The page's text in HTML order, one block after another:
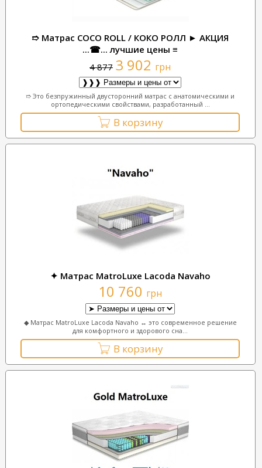
➱ Матрас COCO ROLL / КОКО РОЛЛ ► АКЦИЯ
...☎... лучшие цены ≡
4 877 3 902 грн
➱ Это безпружинный двусторонний матрас с анатомическими и
ортопедическими свойствами, разработанный ...
В корзину
✦ Матрас MatroLuxe Lacoda Navaho
10 760 грн
◆ Матрас MatroLuxe Lacoda Navaho ↔ это современное решение
для комфортного и здорового сна...
В корзину